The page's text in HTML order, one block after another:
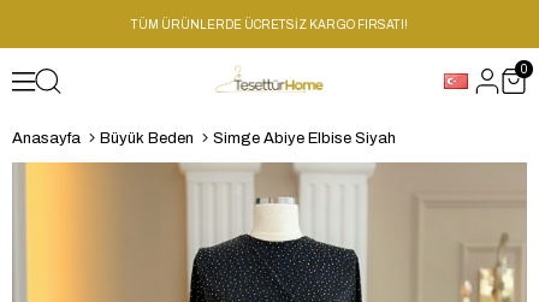
TÜM ÜRÜNLERDE ÜCRETSİZ KARGO FIRSATI!
0
Anasayfa Büyük Beden Simge Abiye Elbise Siyah